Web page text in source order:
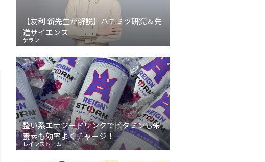
【友利 新先生が解説】ハチミツ研究＆先
進サイエンス
ゲラン
整い系エナジードリンクでビタミンも栄
養素も効率よくチャージ！
レインストーム